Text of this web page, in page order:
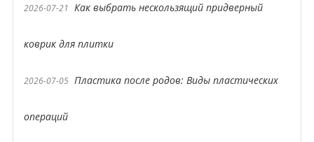
2026-07-21 Как выбрать нескользящий придверный
коврик для плитки
2026-07-05 Пластика после родов: Виды пластических
операций